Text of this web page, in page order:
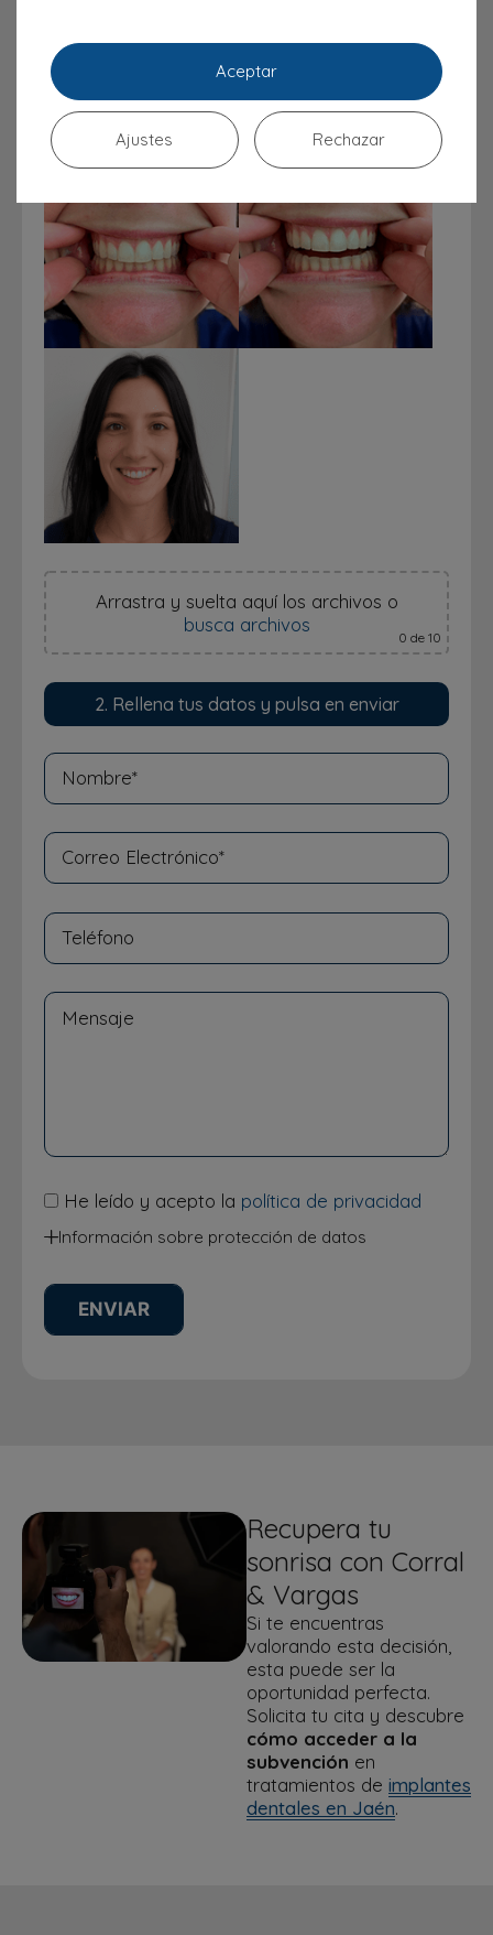
Arrastra y suelta aquí los archivos o
busca archivos
0 de 10
2. Rellena tus datos y pulsa en enviar
He leído y acepto la política de privacidad
Información sobre protección de datos
Integral Avanzado SL
Finalidades del Tratamiento: usaremos tus datos para
agendar alguna visita y atender tus dudas, consultas y
sugerencias.
Recupera tu
sonrisa con Corral
& Vargas
Si te encuentras
valorando esta decisión,
esta puede ser la
oportunidad perfecta.
Solicita tu cita y descubre
cómo acceder a la
subvención en
tratamientos de implantes
dentales en Jaén.
Aceptar
Rechazar
Ajustes